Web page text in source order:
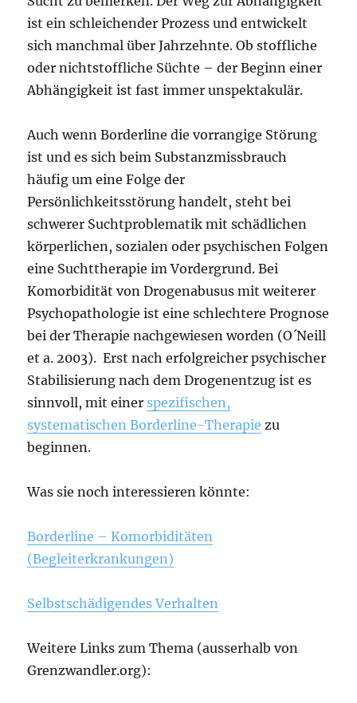
ist ein schleichender Prozess und entwickelt
sich manchmal über Jahrzehnte. Ob stoffliche
oder nichtstoffliche Süchte – der Beginn einer
Abhängigkeit ist fast immer unspektakulär.
Auch wenn Borderline die vorrangige Störung
ist und es sich beim Substanzmissbrauch
häufig um eine Folge der
Persönlichkeitsstörung handelt, steht bei
schwerer Suchtproblematik mit schädlichen
körperlichen, sozialen oder psychischen Folgen
eine Suchttherapie im Vordergrund. Bei
Komorbidität von Drogenabusus mit weiterer
Psychopathologie ist eine schlechtere Prognose
bei der Therapie nachgewiesen worden (O´Neill
et a. 2003). Erst nach erfolgreicher psychischer
Stabilisierung nach dem Drogenentzug ist es
sinnvoll, mit einer spezifischen,
systematischen Borderline-Therapie zu
beginnen.
Was sie noch interessieren könnte:
Borderline – Komorbiditäten
(Begleiterkrankungen)
Selbstschädigendes Verhalten
Weitere Links zum Thema (ausserhalb von
Grenzwandler.org):